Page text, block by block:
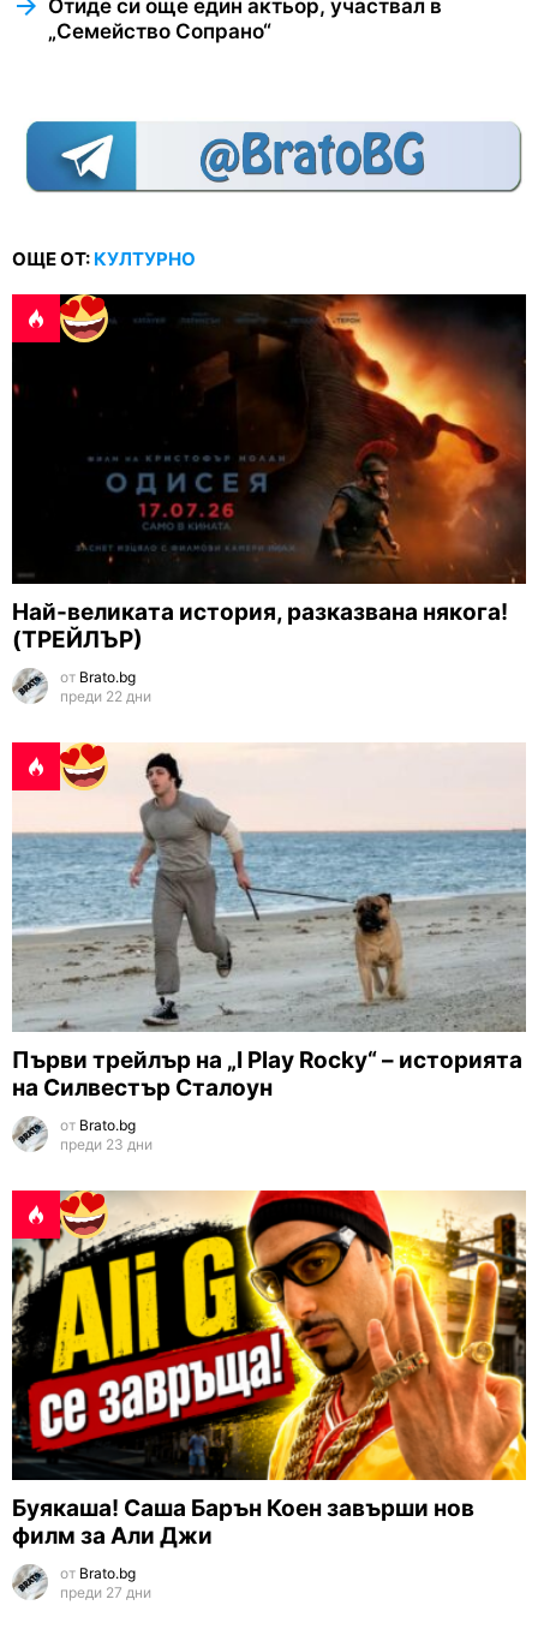
Отиде си още един актьор, участвал в
„Семейство Сопрано“
ОЩЕ ОТ: КУЛТУРНО
Най-великата история, разказвана някога!
(ТРЕЙЛЪР)
от Brato.bg
преди 22 дни
Първи трейлър на „I Play Rocky“ – историята
на Силвестър Сталоун
от Brato.bg
преди 23 дни
Буякаша! Саша Барън Коен завърши нов
филм за Али Джи
от Brato.bg
преди 27 дни